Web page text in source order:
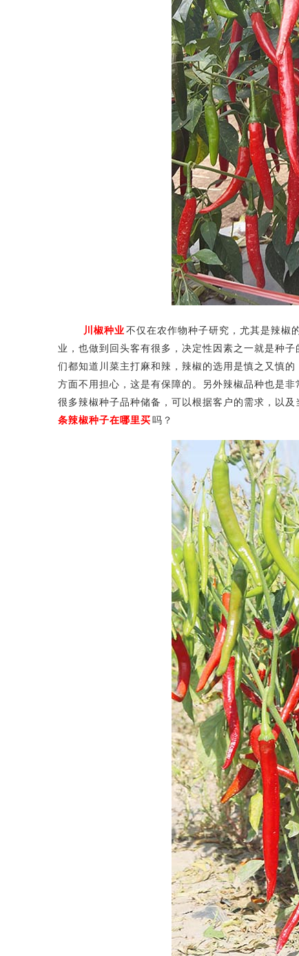
川椒种业 不仅在农作物种子研究，尤其是辣椒
业，也做到回头客有很多，决定性因素之一就是种
们都知道川菜主打麻和辣，辣椒的选用是慎之又慎
方面不用担心，这是有保障的。另外辣椒品种也是
很多辣椒种子品种储备，可以根据客户的需求，以
条辣椒种子在哪里买 吗？